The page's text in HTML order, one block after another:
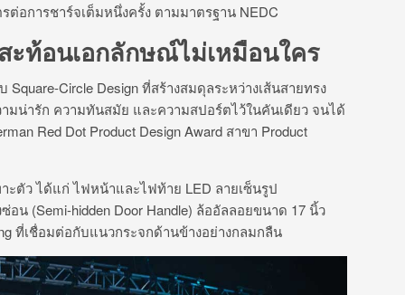
ต่อการชาร์จเต็มหนึ่งครั้ง ตามมาตรฐาน NEDC
ท้อนเอกลักษณ์ไม่เหมือนใคร
Circle Design ที่สร้างสมดุลระหว่างเส้นสายทรง
มน่ารัก ความทันสมัย และความสปอร์ตไว้ในคันเดียว จนได้
Red Dot Product Design Award สาขา Product
ตัว ได้แก่ ไฟหน้าและไฟท้าย LED ลายเซ็นรูป
น (Semi-hidden Door Handle) ล้ออัลลอยขนาด 17 นิ้ว
ที่เชื่อมต่อกับแนวกระจกด้านข้างอย่างกลมกลืน